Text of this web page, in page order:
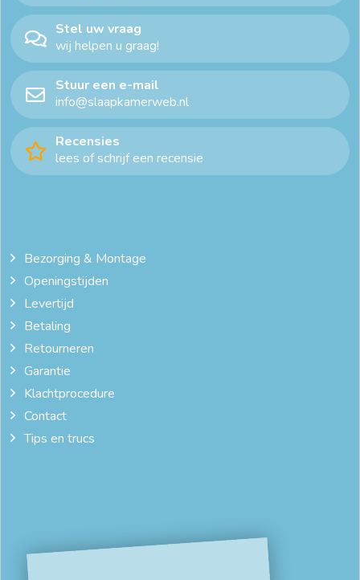
Stel uw vraag
wij helpen u graag!
Stuur een e-mail
info@slaapkamerweb.nl
Recensies
lees of schrijf een recensie
Bezorging & Montage
Openingstijden
Levertijd
Betaling
Retourneren
Garantie
Klachtprocedure
Contact
Tips en trucs